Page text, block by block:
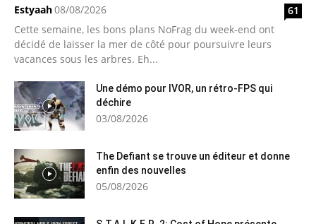
Estyaah08/08/2026
61
Cette semaine, les bons plans NoFrag du week-end ont
décidé de laisser la mer de côté pour poursuivre leurs
vacances sous les arbres. Eh...
Une démo pour IVOR, un rétro-FPS qui
déchire
03/08/2026
The Defiant se trouve un éditeur et donne
enfin des nouvelles
05/08/2026